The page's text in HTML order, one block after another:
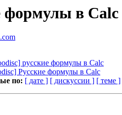
формулы в Calc
русские формулы в Calc
Русские формулы в Calc
по: [ дате ] [ дискуссии ] [ теме ]